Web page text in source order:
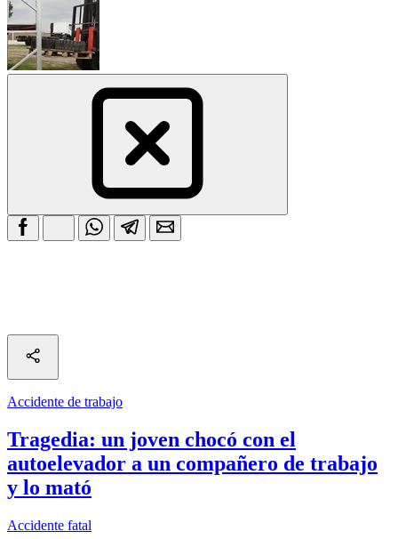
Accidente de trabajo
Tragedia: un joven chocó con el
autoelevador a un compañero de trabajo
y lo mató
Accidente fatal